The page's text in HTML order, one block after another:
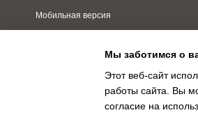
Мобильная версия
Мы заботимся о
Этот веб-сайт
работы сайта. Вы
согласие на